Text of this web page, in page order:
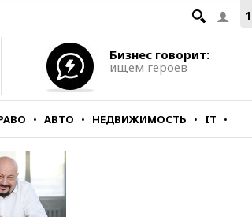
Бизнес говорит:
ищем героев
АВТО НЕДВИЖИМОСТЬ IT